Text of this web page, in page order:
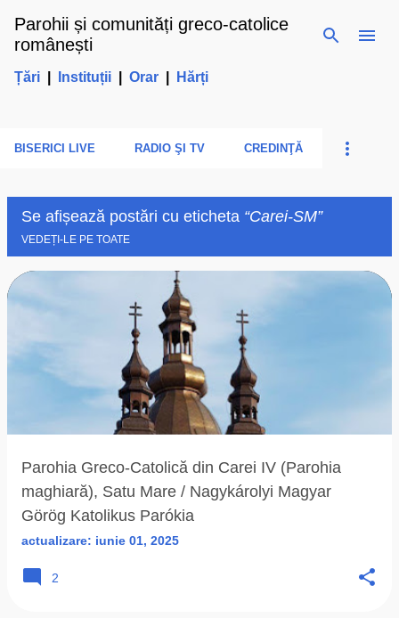
Treceți la conținutul principal
Parohii și comunități greco-catolice
românești
Țări Instituții Orar Hărți
BISERICI LIVE RADIO ŞI TV CREDINŢĂ
Se afișează postări cu eticheta Carei-SM
VEDEȚI-LE PE TOATE
P
s
Parohia Greco-Catolică din Carei IV (Parohia
maghiară), Satu Mare / Nagykárolyi Magyar
Görög Katolikus Parókia
actualizare: iunie 01, 2025
2